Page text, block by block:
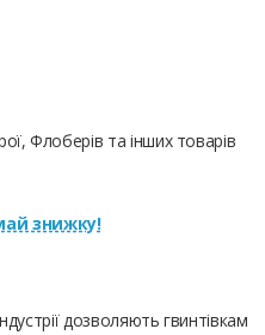
Флоберів та інших товарів
знижку!
дозволяють гвинтівкам